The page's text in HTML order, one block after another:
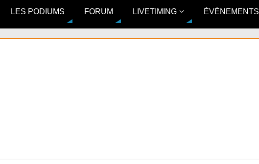
LES PODIUMS FORUM LIVETIMING ÉVÈNEMENTS